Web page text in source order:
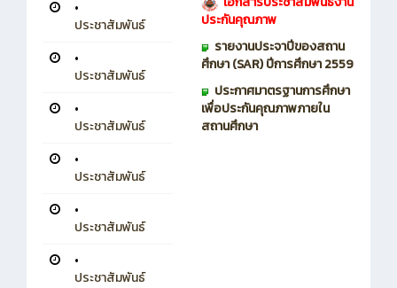
•
ประชาสัมพันธ์
•
ประชาสัมพันธ์
•
ประชาสัมพันธ์
•
ประชาสัมพันธ์
•
ประชาสัมพันธ์
•
ประชาสัมพันธ์
ประกันคุณภาพ
รายงานประจาปีของสถาน
ศึกษา (SAR) ปีการศึกษา 2559
ประกาศมาตรฐานการศึกษา
เพื่อประกันคุณภาพภายใน
สถานศึกษา